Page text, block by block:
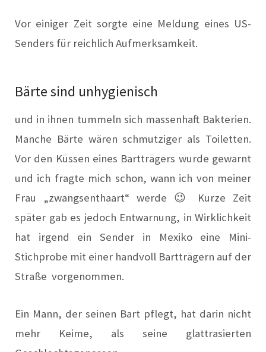
Vor einiger Zeit sorgte eine Meldung eines US-
Senders für reichlich Aufmerksamkeit.
Bärte sind unhygienisch
und in ihnen tummeln sich massenhaft Bakterien.
Manche Bärte wären schmutziger als Toiletten.
Vor den Küssen eines Bartträgers wurde gewarnt
und ich fragte mich schon, wann ich von meiner
Frau „zwangsenthaart“ werde 😉 Kurze Zeit
später gab es jedoch Entwarnung, in Wirklichkeit
hat irgend ein Sender in Mexiko eine Mini-
Stichprobe mit einer handvoll Bartträgern auf der
Straße vorgenommen.
Ein Mann, der seinen Bart pflegt, hat darin nicht
mehr Keime, als seine glattrasierten